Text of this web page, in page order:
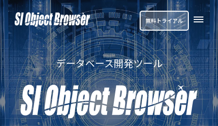
無料トライアル
データベース開発ツール